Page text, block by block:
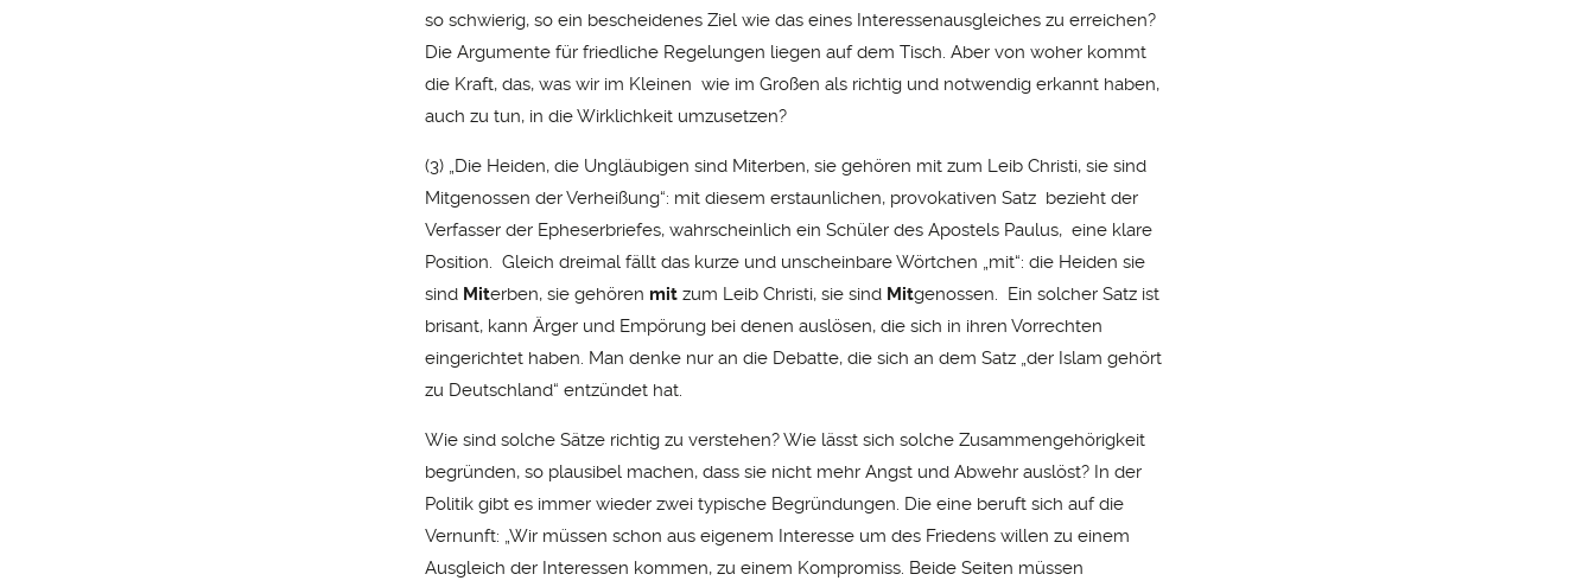
so schwierig, so ein bescheidenes Ziel wie das eines Interessenausgleiches zu erreichen?
Die Argumente für friedliche Regelungen liegen auf dem Tisch. Aber von woher kommt
die Kraft, das, was wir im Kleinen wie im Großen als richtig und notwendig erkannt haben,
auch zu tun, in die Wirklichkeit umzusetzen?
(3) „Die Heiden, die Ungläubigen sind Miterben, sie gehören mit zum Leib Christi, sie sind
Mitgenossen der Verheißung“: mit diesem erstaunlichen, provokativen Satz bezieht der
Verfasser der Epheserbriefes, wahrscheinlich ein Schüler des Apostels Paulus, eine klare
Position. Gleich dreimal fällt das kurze und unscheinbare Wörtchen „mit“: die Heiden sie
sind Miterben, sie gehören mit zum Leib Christi, sie sind Mitgenossen. Ein solcher Satz ist
brisant, kann Ärger und Empörung bei denen auslösen, die sich in ihren Vorrechten
eingerichtet haben. Man denke nur an die Debatte, die sich an dem Satz „der Islam gehört
zu Deutschland“ entzündet hat.
Wie sind solche Sätze richtig zu verstehen? Wie lässt sich solche Zusammengehörigkeit
begründen, so plausibel machen, dass sie nicht mehr Angst und Abwehr auslöst? In der
Politik gibt es immer wieder zwei typische Begründungen. Die eine beruft sich auf die
Vernunft: „Wir müssen schon aus eigenem Interesse um des Friedens willen zu einem
Ausgleich der Interessen kommen, zu einem Kompromiss. Beide Seiten müssen